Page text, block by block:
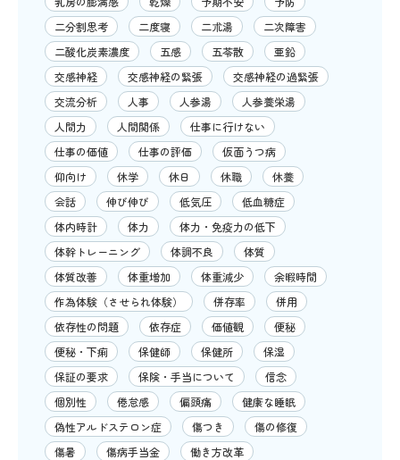
二分割思考
二度寝 二朮湯
二次障害
二酸化炭素濃度
五感 五苓散
亜鉛
交感神経
交感神経の緊張
交感神経の過緊張
交流分析
人事 人参湯
人参養栄湯
人間力
人間関係
仕事に行けない
仕事の価値
仕事の評価
仮面うつ病
仰向け
休学 休日 休職
休養
会話
伸び伸び 低気圧
低血糖症
体内時計
体力
体力・免疫力の低下
体幹トレーニング
体調不良
体質
体質改善
体重増加 体重減少
余暇時間
作為体験（させられ体験）
併存率
併用
依存性の問題
依存症 価値観
便秘
便秘・下痢
保健師 保健所
保湿
保証の要求
保険・手当について
信念
個別性
倦怠感 偏頭痛
健康な睡眠
偽性アルドステロン症
傷つき
傷の修復
傷暑
傷病手当金
働き方改革